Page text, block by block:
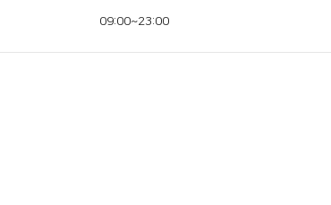
09:00~23:00